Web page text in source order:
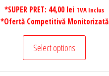
*SUPER PRET: 44,00 lei TVA Inclus
*Ofertă Competitivă Monitorizată
Select options